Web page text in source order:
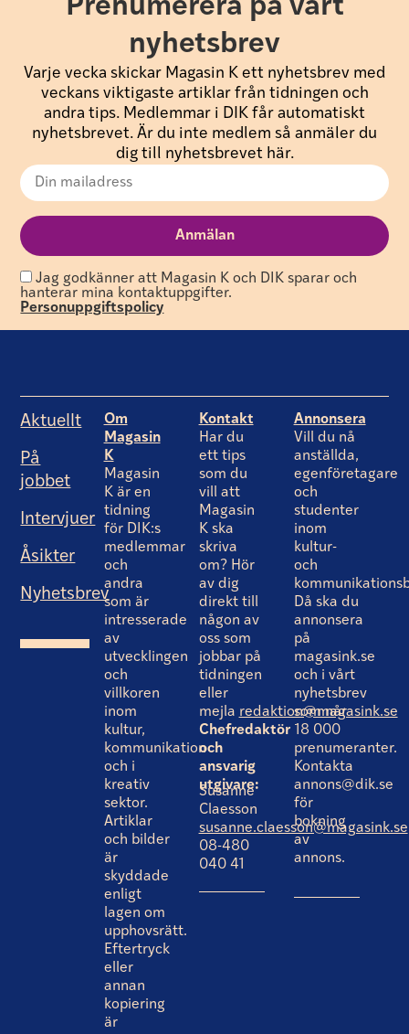
Prenumerera på vårt
nyhetsbrev
Varje vecka skickar Magasin K ett nyhetsbrev med
veckans viktigaste artiklar från tidningen och
andra tips. Medlemmar i DIK får automatiskt
nyhetsbrevet. Är du inte medlem så anmäler du
dig till nyhetsbrevet här.
Jag godkänner att Magasin K och DIK sparar och
hanterar mina kontaktuppgifter.
Personuppgiftspolicy
Aktuellt
På
jobbet
Intervjuer
Åsikter
Nyhetsbrev
Om
Magasin
K
Magasin
K är en
tidning
för DIK:s
medlemmar
och
andra
som är
intresserade
av
utvecklingen
och
villkoren
inom
kultur,
kommunikation
och i
kreativ
sektor.
Artiklar
och bilder
är
skyddade
enligt
lagen om
upphovsrätt.
Eftertryck
eller
annan
kopiering
är
Kontakt
Har du
ett tips
som du
vill att
Magasin
K ska
skriva
om? Hör
av dig
direkt till
någon av
oss som
jobbar på
tidningen
eller
mejla redaktion@magasink.se
Chefredaktör
och
ansvarig
utgivare:
Susanne
Claesson
susanne.claesson@magasink.se
08-480
040 41
Annonsera
Vill du nå
anställda,
egenföretagare
och
studenter
inom
kultur-
och
Då ska du
annonsera
på
magasink.se
och i vårt
nyhetsbrev
som når
18 000
prenumeranter.
Kontakta
annons@dik.se
för
bokning
av
annons.